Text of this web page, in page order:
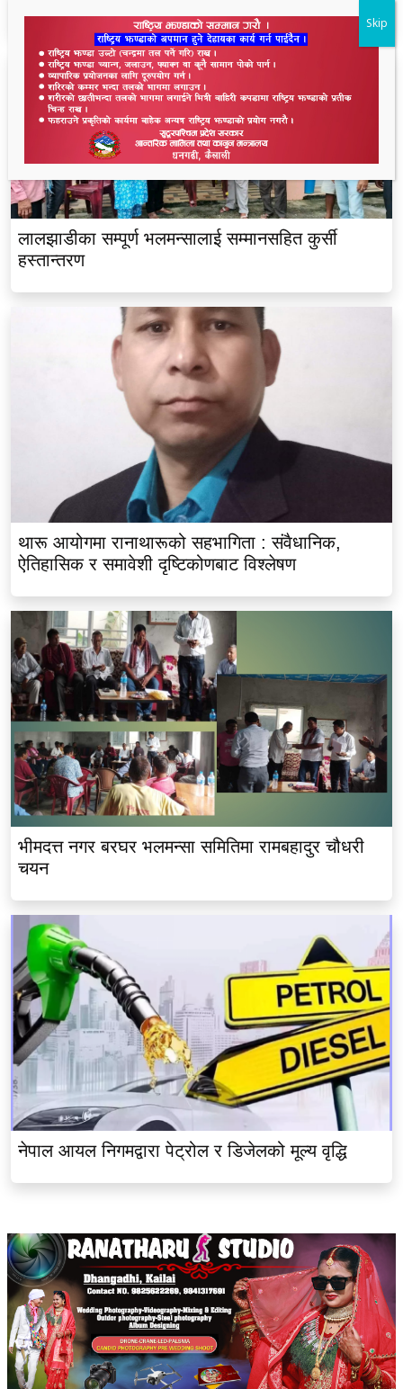
लालझाडीका सम्पूर्ण भलमन्सालाई सम्मानसहित कुर्सी
हस्तान्तरण
थारू आयोगमा रानाथारूको सहभागिता : संवैधानिक,
ऐतिहासिक र समावेशी दृष्टिकोणबाट विश्लेषण
भीमदत्त नगर बरघर भलमन्सा समितिमा रामबहादुर चौधरी
चयन
नेपाल आयल निगमद्वारा पेट्रोल र डिजेलको मूल्य वृद्धि
Skip